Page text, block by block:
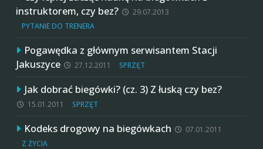
instruktorem, czy bez?
29.07.2013
PYTANIE DO TRENERA
Pogawędka z głównym serwisantem Stacji
Jakuszyce
27.12.2011 SPRZĘT
Jak dobrać biegówki? (cz. 3) Z łuską czy bez?
15.01.2011 SPRZĘT
Kodeks drogowy na biegówkach
07.01.2011
Z ŻYCIA